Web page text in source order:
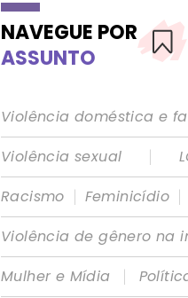
NAVEGUE POR
ASSUNTO
Violência doméstica e
Violência sexual
|
Racismo | Feminicídio |
Violência de gênero na
Mulher e Mídia
|